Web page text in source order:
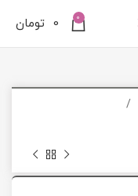
0
0 تومان